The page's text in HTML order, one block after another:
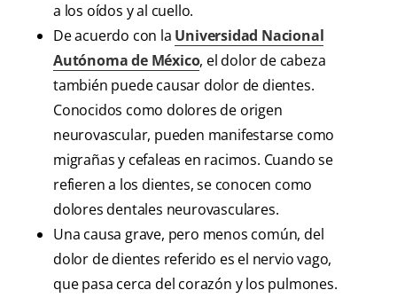
a los oídos y al cuello.
De acuerdo con la Universidad Nacional
Autónoma de México, el dolor de cabeza
también puede causar dolor de dientes.
Conocidos como dolores de origen
neurovascular, pueden manifestarse como
migrañas y cefaleas en racimos. Cuando se
refieren a los dientes, se conocen como
dolores dentales neurovasculares.
Una causa grave, pero menos común, del
dolor de dientes referido es el nervio vago,
que pasa cerca del corazón y los pulmones.